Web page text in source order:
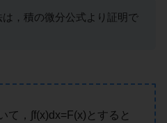
，積の微分公式より証明で
て，∫f(x)dx=F(x)とすると